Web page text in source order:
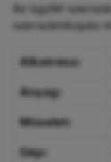
Az ügyfél
szerszámkopás
Alkatrész:
Anyag:
Művelet:
Gép: